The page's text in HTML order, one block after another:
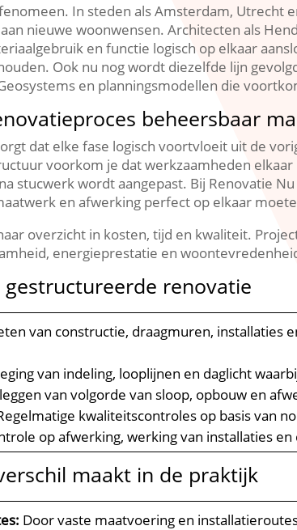
In steden als Amsterdam, Utrecht
nieuwe woonwensen.​ Architecten als
en functie logisch op elkaar
Ook nu nog wordt diezelfde lijn
en planningsmodellen die
beheersbaar
dat elke fase logisch voortvloeit uit de
voorkom je dat werkzaamheden
stucwerk wordt aangepast.​ Bij Renovatie
en afwerking perfect op elkaar
overzicht in kosten, tijd en kwaliteit.​
energieprestatie en
renovatie
van constructie, draagmuren, installaties
van indeling, looplijnen en daglicht
van volgorde van sloop, opbouw en
kwaliteitscontroles op basis van
op afwerking, werking van installaties
maakt in de praktijk
Door vaste maatvoering en